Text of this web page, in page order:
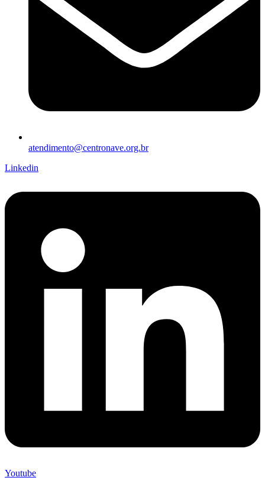
atendimento@centronave.org.br
Linkedin
Youtube